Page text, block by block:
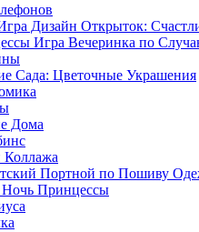
Дизайн Открыток:
Игра Вечеринка по
Сада: Цветочные Украшения
Дома
Портной по Пошиву
Ночь Принцессы